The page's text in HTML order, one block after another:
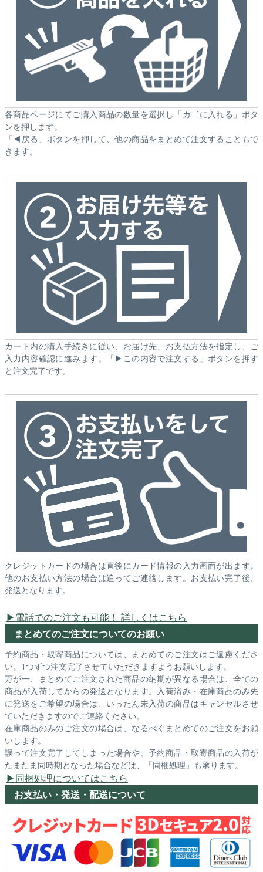
各商品ページにてご購入商品の数量を選択し「カゴに入れる」ボタ
ンを押します。
「◀戻る」ボタンを押して、他の商品をまとめて注文することもで
きます。
カート内の購入手続きに従い、お届け先、お支払方法を指定し、ご
入力内容確認に進みます。「▶この内容で注文する」ボタンを押す
と注文完了です。
クレジットカードの場合は直後にカード情報の入力画面が出ます。
他のお支払い方法の場合は追ってご連絡します。お支払い完了後、
発送となります。
電話でのご注文も可能！ 詳しくはこちら
まとめてのご注文についてのお願い
予約商品・取寄商品については、まとめてのご注文はご遠慮くださ
い。1つずつ注文完了させていただきますようお願いします。
万が一、まとめてご注文された商品の納期が異なる場合は、全ての
商品が入荷してからの発送となります。入荷済み・在庫商品のみ先
に発送をご希望の場合は、いったん未入荷の商品はキャンセルさせ
ていただきますのでご連絡ください。
在庫商品のみのご注文の場合は、なるべくまとめてのご注文をお願
いします。
誤って注文完了してしまった場合や、予約商品・取寄商品の入荷が
たまたま同時期となった場合などは、「同梱処理」も承ります。
同梱処理についてはこちら
お支払い・発送・配送について